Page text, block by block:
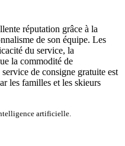
réputation grâce à la
de son équipe. Les
du service, la
la commodité de
de consigne gratuite est
les familles et les skieurs
artificielle.